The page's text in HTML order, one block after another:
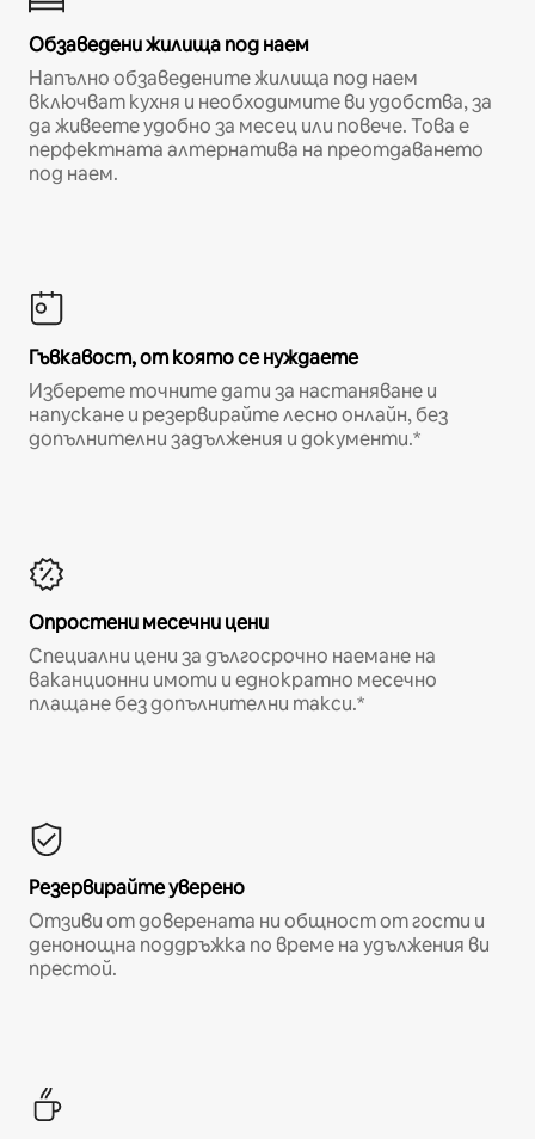
Обзаведени жилища под наем
Напълно обзаведените жилища под наем
включват кухня и необходимите ви удобства, за
да живеете удобно за месец или повече. Това е
перфектната алтернатива на преотдаването
под наем.
Гъвкавост, от която се нуждаете
Изберете точните дати за настаняване и
напускане и резервирайте лесно онлайн, без
допълнителни задължения и документи.*
Опростени месечни цени
Специални цени за дългосрочно наемане на
ваканционни имоти и еднократно месечно
плащане без допълнителни такси.*
Резервирайте уверено
Отзиви от доверената ни общност от гости и
денонощна поддръжка по време на удължения ви
престой.